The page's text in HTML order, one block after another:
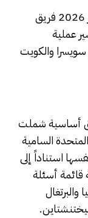
في تاريخ 8 يناير 2026 فريق
عملية
والكويت
أساسية شملت
السامية
استناداً إلى
قائمة أسئلة